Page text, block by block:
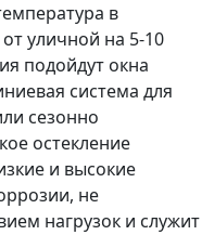
в
уличной на 5-10
подойдут окна
система для
сезонно
остекление
и высокие
не
нагрузок и служит